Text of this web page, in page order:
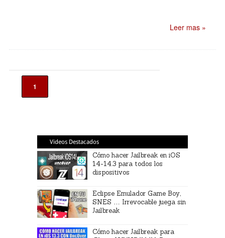
Leer mas »
1
Videos Destacados
Cómo hacer Jailbreak en iOS
14-14.3 para todos los
dispositivos
Eclipse Emulador Game Boy,
SNES … Irrevocable juega sin
Jailbreak
Cómo hacer Jailbreak para